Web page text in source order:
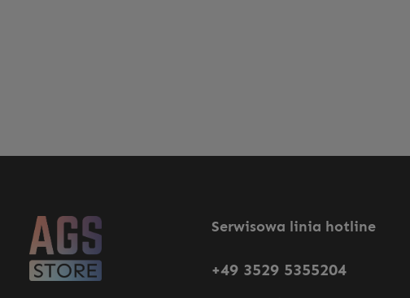
Serwisowa linia hotline
+49 3529 5355204